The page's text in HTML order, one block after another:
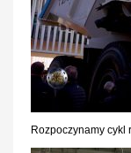
Rozpoczynamy cykl